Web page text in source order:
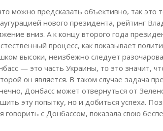
можно предсказать объективно, так это
нового президента, рейтинг
вниз. А к концу второго года
процесс, как показывает
высоки, неизбежно следует
— это часть Украины, то это значит,
он является. В таком случае задача
Донбасс может отвернуться от
эту попытку, но и добиться успеха.
с Донбассом, показала свою